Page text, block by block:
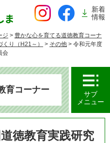
新着
情報
ジ > 豊かな心を育てる道徳教育コーナ
り（H21～） > その他 > 令和元年度
会
育コーナー
サブ
メニュー
徳教育実践研究